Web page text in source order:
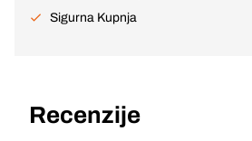
Sigurna Kupnja
Recenzije